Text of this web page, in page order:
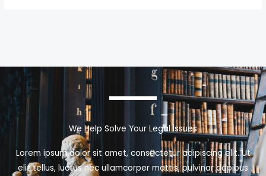
We Help Solve Your Legal Issues
Lorem ipsum dolor sit amet, consectetur adipiscing elit. Ut
elit tellus, luctus nec ullamcorper mattis, pulvinar dapibus